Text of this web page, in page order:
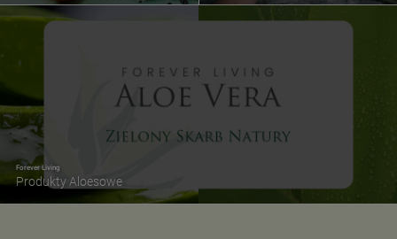
Forever Living
Produkty Aloesowe